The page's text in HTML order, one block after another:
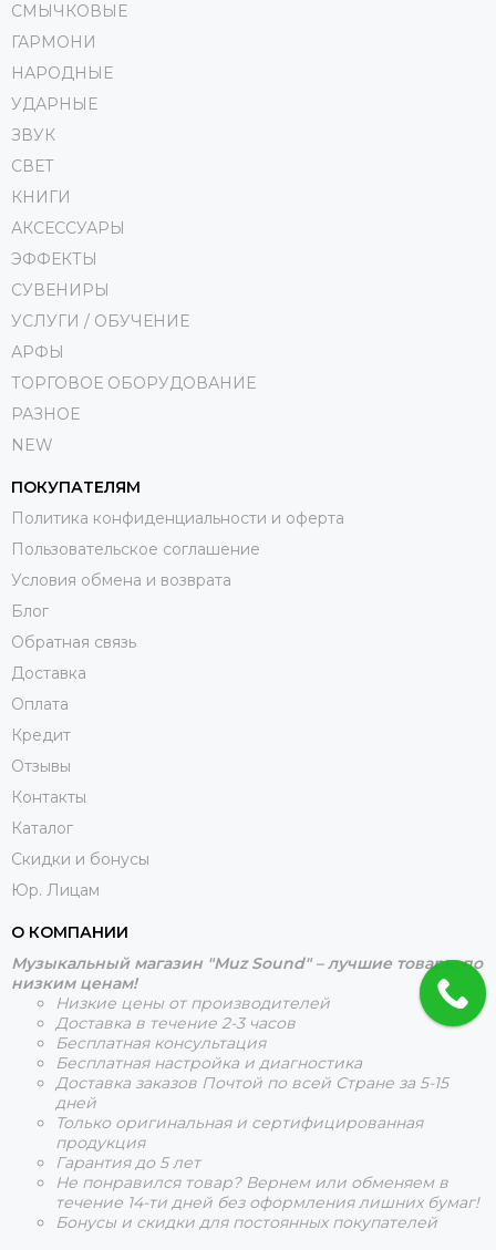
СМЫЧКОВЫЕ
ГАРМОНИ
НАРОДНЫЕ
УДАРНЫЕ
ЗВУК
СВЕТ
КНИГИ
АКСЕССУАРЫ
ЭФФЕКТЫ
СУВЕНИРЫ
УСЛУГИ / ОБУЧЕНИЕ
АРФЫ
ТОРГОВОЕ ОБОРУДОВАНИЕ
РАЗНОЕ
NEW
ПОКУПАТЕЛЯМ
Политика конфиденциальности и оферта
Пользовательское соглашение
Условия обмена и возврата
Блог
Обратная связь
Доставка
Оплата
Кредит
Отзывы
Контакты
Каталог
Скидки и бонусы
Юр. Лицам
О КОМПАНИИ
Музыкальный магазин "Muz Sound" – лучшие товары по
низким ценам!
Низкие цены от производителей
Доставка в течение 2-3 часов
Бесплатная консультация
Бесплатная настройка и диагностика
Доставка заказов Почтой по всей Стране за 5-15
дней
Только оригинальная и сертифицированная
продукция
Гарантия до 5 лет
Не понравился товар? Вернем или обменяем в
течение 14-ти дней без оформления лишних бумаг!
Бонусы и скидки для постоянных покупателей